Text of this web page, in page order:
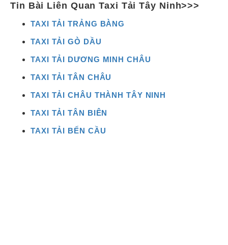
Tin Bài Liên Quan Taxi Tải Tây Ninh>>>
TAXI TẢI TRẢNG BÀNG
TAXI TẢI GÒ DẦU
TAXI TẢI DƯƠNG MINH CHÂU
TAXI TẢI TÂN CHÂU
TAXI TẢI CHÂU THÀNH TÂY NINH
TAXI TẢI TÂN BIÊN
TAXI TẢI BẾN CẦU